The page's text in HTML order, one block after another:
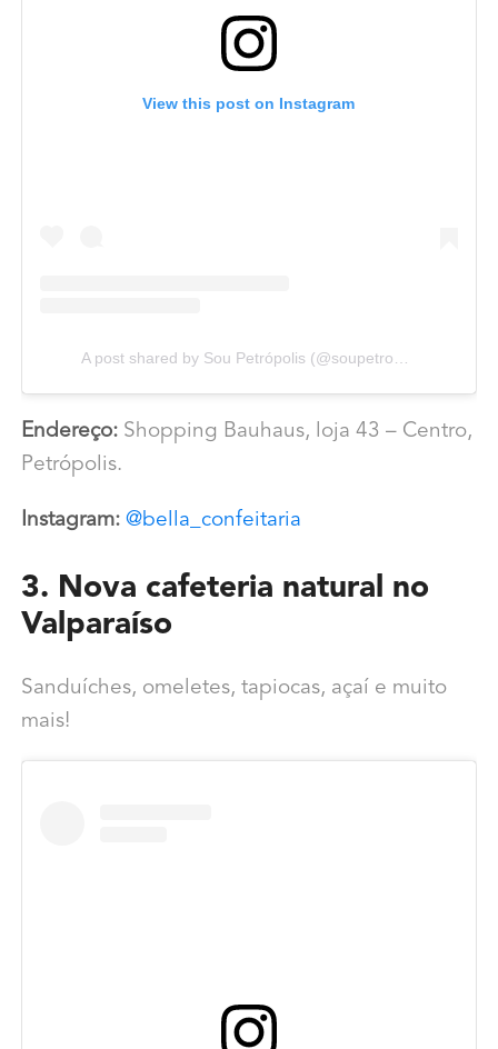
View this post on Instagram
Endereço:Shopping Bauhaus, loja 43 – Centro,
Petrópolis.
Instagram: @bella_confeitaria
3. Nova cafeteria natural no
Valparaíso
Sanduíches, omeletes, tapiocas, açaí e muito
mais!